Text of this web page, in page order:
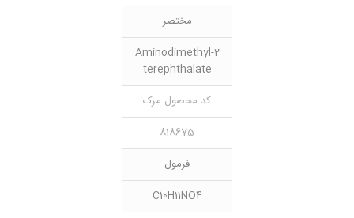
مختصر
2-Aminodimethyl
terephthalate
کد محصول مرک
818675
فرمول
C10H11NO4